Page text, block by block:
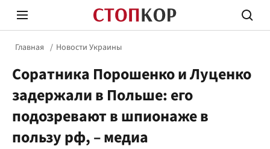
Стоп Политической Коррупции
Главная Новости Украины
Соратника Порошенко и Луценко
задержали в Польше: его
подозревают в шпионаже в
пользу рф, – медиа